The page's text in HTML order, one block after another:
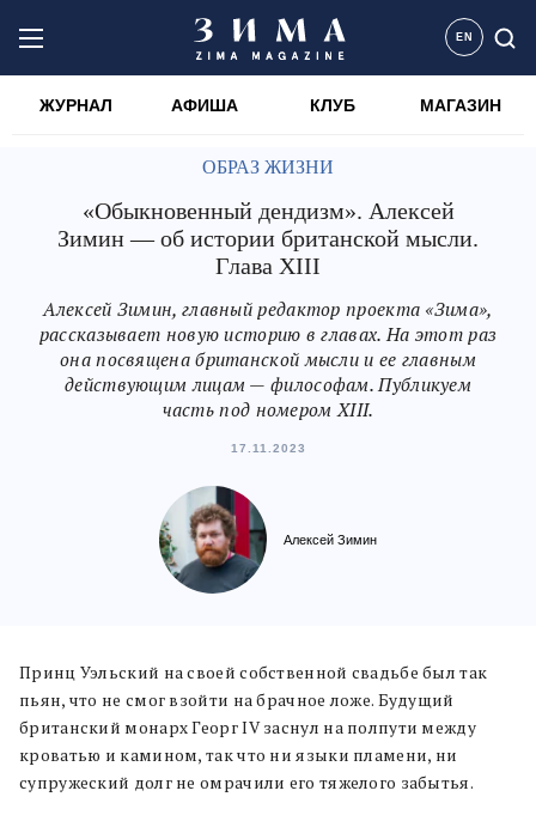
EN
ЖУРНАЛ АФИША КЛУБ МАГАЗИН
ОБРАЗ ЖИЗНИ
«Обыкновенный дендизм». Алексей
Зимин — об истории британской мысли.
Глава XIII
Алексей Зимин, главный редактор проекта «Зима»,
рассказывает новую историю в главах. На этот раз
она посвящена британской мысли и ее главным
действующим лицам — философам. Публикуем
часть под номером XIII.
17.11.2023
Алексей Зимин
Принц Уэльский на своей собственной свадьбе был так
пьян, что не смог взойти на брачное ложе. Будущий
британский монарх Георг IV заснул на полпути между
кроватью и камином, так что ни языки пламени, ни
супружеский долг не омрачили его тяжелого забытья.